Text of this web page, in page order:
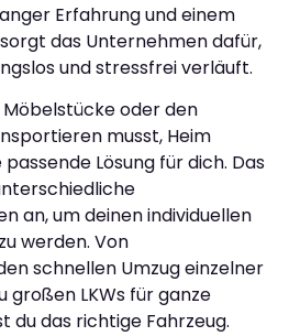
Erfahrung und einem
das Unternehmen dafür,
und stressfrei verläuft.
Möbelstücke oder den
musst, Heim
Lösung für dich. Das
an, um deinen individuellen
werden. Von
schnellen Umzug einzelner
großen LKWs für ganze
du das richtige Fahrzeug.